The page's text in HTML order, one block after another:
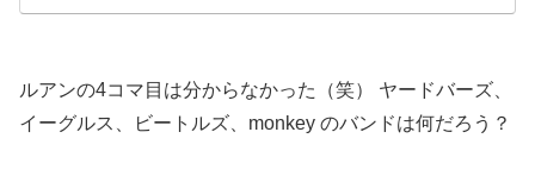
ルアンの4コマ目は分からなかった（笑） ヤードバーズ、
イーグルス、ビートルズ、monkey のバンドは何だろう？